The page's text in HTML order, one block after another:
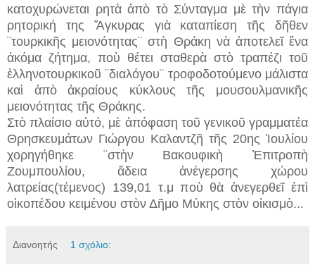
κατοχυρώνεται ρητὰ ἀπὸ τὸ Σύνταγμα μὲ τὴν πάγια
ρητορική της Ἄγκυρας γιὰ καταπίεση τῆς δῆθεν
¨τουρκικῆς μειονότητας¨ στὴ Θράκη νὰ ἀποτελεῖ ἕνα
ἀκόμα ζήτημα, ποὺ θέτει σταθερὰ στὸ τραπέζι τοῦ
ἑλληνοτουρκικοῦ ¨διαλόγου¨ τροφοδοτούμενο μάλιστα
καὶ ἀπὸ ἀκραίους κύκλους τῆς μουσουλμανικῆς
μειονότητας τῆς Θράκης.
Στὸ πλαίσιο αὐτό, μὲ ἀπόφαση τοῦ γενικοῦ γραμματέα
Θρησκευμάτων Γιώργου Καλαντζῆ τῆς 20ης Ἰουλίου
χορηγήθηκε ¨στὴν Βακουφικὴ Ἐπιτροπὴ
Ζουμπουλίου, ἄδεια ἀνέγερσης χώρου
λατρείας(τέμενος) 139,01 τ.μ ποὺ θὰ ἀνεγερθεῖ ἐπὶ
οἰκοπέδου κειμένου στὸν Δῆμο Μύκης στὸν οἰκισμὸ...
Διανοητής 1 σχόλιο: